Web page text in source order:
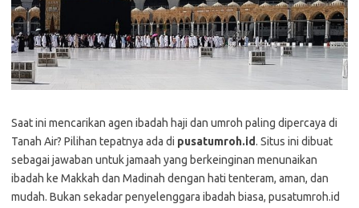
Saat ini mencarikan agen ibadah haji dan umroh paling dipercaya di
Tanah Air? Pilihan tepatnya ada di pusatumroh.id. Situs ini dibuat
sebagai jawaban untuk jamaah yang berkeinginan menunaikan
ibadah ke Makkah dan Madinah dengan hati tenteram, aman, dan
mudah. Bukan sekadar penyelenggara ibadah biasa, pusatumroh.id